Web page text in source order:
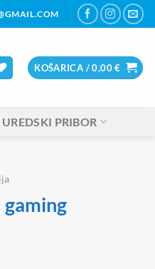
KOŠARICA /0,00€
UREDSKI PRIBOR
gaming